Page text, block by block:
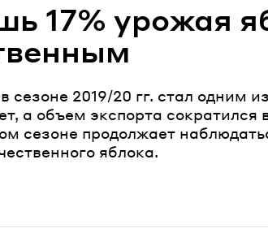
17% урожая
сезоне 2019/20 гг. стал одним
а объем экспорта сократился
сезоне продолжает
яблока.